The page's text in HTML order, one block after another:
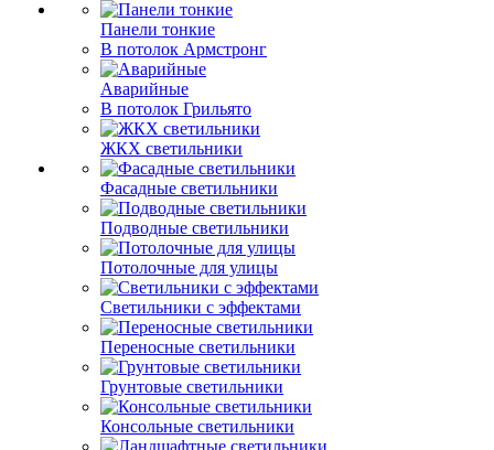
Панели тонкие
В потолок Армстронг
Аварийные
В потолок Грильято
ЖКХ светильники
Фасадные светильники
Подводные светильники
Потолочные для улицы
Светильники с эффектами
Переносные светильники
Грунтовые светильники
Консольные светильники